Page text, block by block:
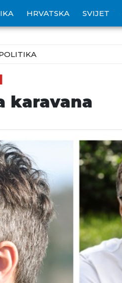
HRVATSKA SVIJET
karavana